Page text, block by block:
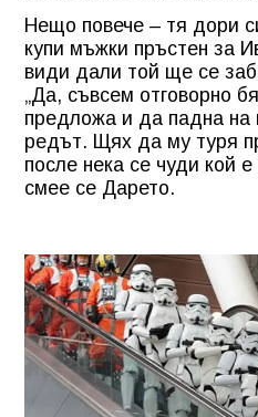
Нещо повече – тя дори
купи мъжки пръстен за
види дали той ще се
„Да, съвсем отговорно
предложа и да падна на
редът. Щях да му туря
после нека се чуди кой
смее се Дарето.